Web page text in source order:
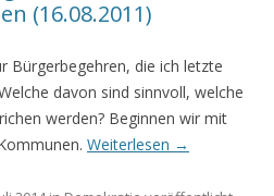
(16.08.2011)
Bürgerbegehren, die ich letzte
davon sind sinnvoll, welche
werden? Beginnen wir mit
Weiterlesen →